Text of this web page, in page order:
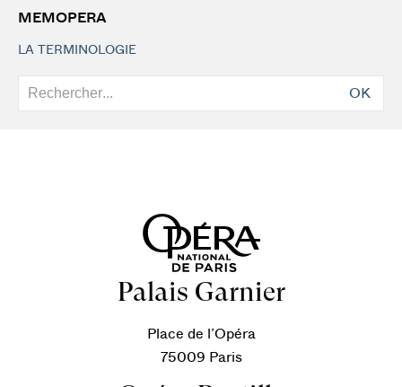
MEMOPERA
LA TERMINOLOGIE
OK
Palais Garnier
Place de l’Opéra
75009 Paris